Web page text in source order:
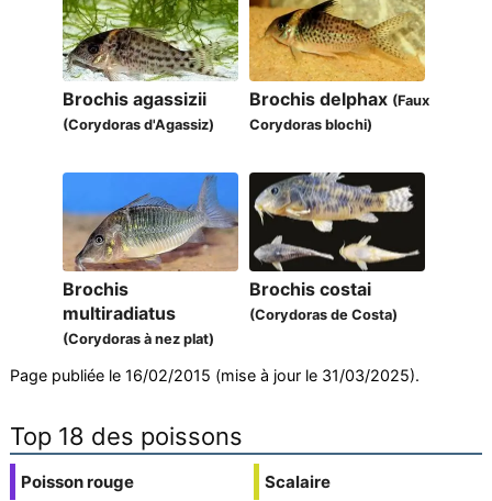
Brochis agassizii
(Corydoras d'Agassiz)
Brochis delphax (Faux
Corydoras blochi)
Brochis
multiradiatus
(Corydoras à nez plat)
Brochis costai
(Corydoras de Costa)
Page publiée le 16/02/2015 (mise à jour le 31/03/2025).
Top 18 des poissons
Poisson rouge
Scalaire